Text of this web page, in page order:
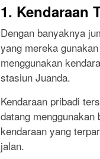
1. Kendaraan
Dengan banyaknya
yang mereka
menggunakan
stasiun Juanda.
Kendaraan pribadi
datang
kendaraan yang
jalan.